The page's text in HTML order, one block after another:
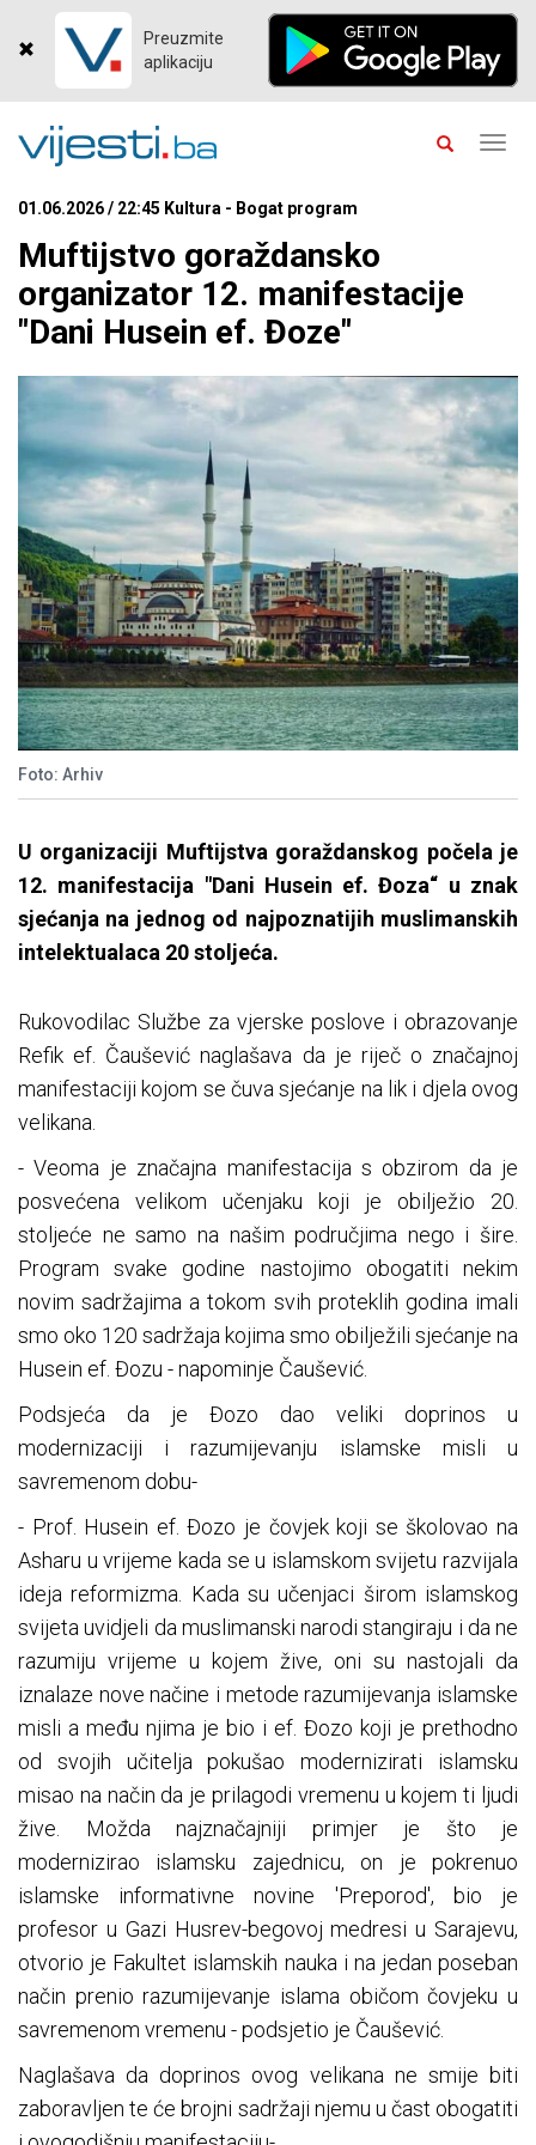
Preuzmite
aplikaciju
01.06.2026 / 22:45 Kultura - Bogat program
Muftijstvo goraždansko
organizator 12. manifestacije
"Dani Husein ef. Đoze"
Foto: Arhiv
U organizaciji Muftijstva goraždanskog počela je
12. manifestacija "Dani Husein ef. Đoza“ u znak
sjećanja na jednog od najpoznatijih muslimanskih
intelektualaca 20 stoljeća.
Rukovodilac Službe za vjerske poslove i obrazovanje
Refik ef. Čaušević naglašava da je riječ o značajnoj
manifestaciji kojom se čuva sjećanje na lik i djela ovog
velikana.
- Veoma je značajna manifestacija s obzirom da je
posvećena velikom učenjaku koji je obilježio 20.
stoljeće ne samo na našim područjima nego i šire.
Program svake godine nastojimo obogatiti nekim
novim sadržajima a tokom svih proteklih godina imali
smo oko 120 sadržaja kojima smo obilježili sjećanje na
Husein ef. Đozu - napominje Čaušević.
Podsjeća da je Đozo dao veliki doprinos u
modernizaciji i razumijevanju islamske misli u
savremenom dobu-
- Prof. Husein ef. Đozo je čovjek koji se školovao na
Asharu u vrijeme kada se u islamskom svijetu razvijala
ideja reformizma. Kada su učenjaci širom islamskog
svijeta uvidjeli da muslimanski narodi stangiraju i da ne
razumiju vrijeme u kojem žive, oni su nastojali da
iznalaze nove načine i metode razumijevanja islamske
misli a među njima je bio i ef. Đozo koji je prethodno
od svojih učitelja pokušao modernizirati islamsku
misao na način da je prilagodi vremenu u kojem ti ljudi
žive. Možda najznačajniji primjer je što je
modernizirao islamsku zajednicu, on je pokrenuo
islamske informativne novine 'Preporod', bio je
profesor u Gazi Husrev-begovoj medresi u Sarajevu,
otvorio je Fakultet islamskih nauka i na jedan poseban
način prenio razumijevanje islama običom čovjeku u
savremenom vremenu - podsjetio je Čaušević.
Naglašava da doprinos ovog velikana ne smije biti
zaboravljen te će brojni sadržaji njemu u čast obogatiti